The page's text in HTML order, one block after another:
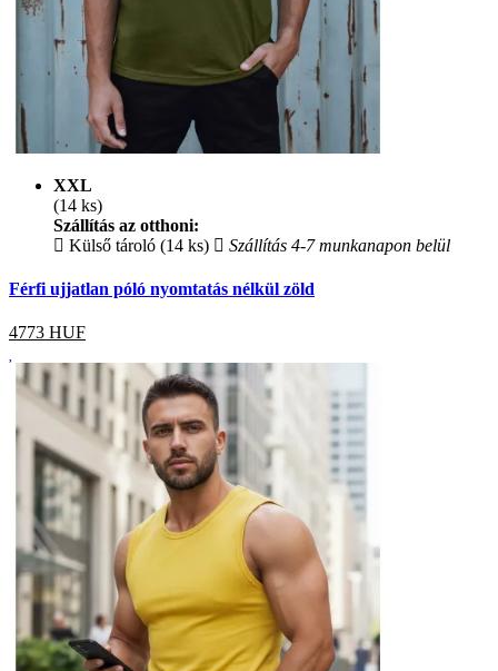
XXL
(14 ks)
Szállítás az otthoni:
Külső tároló (14 ks)
Szállítás 4-7 munkanapon belül
Férfi ujjatlan póló nyomtatás nélkül zöld
4773 HUF